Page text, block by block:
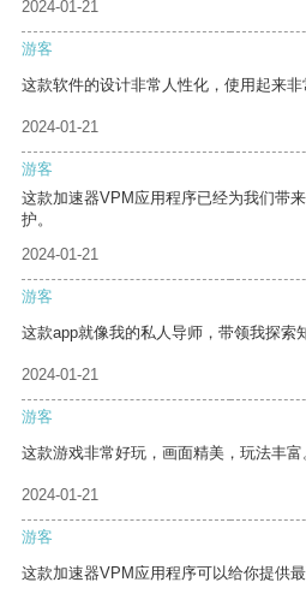
2024-01-21
游客
这款软件的设计非常人性化，使用起来非
2024-01-21
游客
这款加速器VPM应用程序已经为我们带
护。
2024-01-21
游客
这款app就像我的私人导师，带领我探索
2024-01-21
游客
这款游戏非常好玩，画面精美，玩法丰富
2024-01-21
游客
这款加速器VPM应用程序可以给你提供